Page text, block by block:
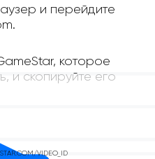
и перейдите
которое
и скопируйте его